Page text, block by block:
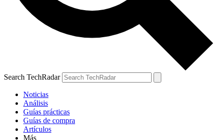
Search TechRadar
Noticias
Análisis
Guías prácticas
Guías de compra
Artículos
Más